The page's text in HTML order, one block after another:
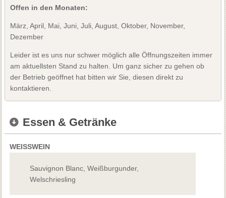
Offen in den Monaten:
März, April, Mai, Juni, Juli, August, Oktober, November,
Dezember
Leider ist es uns nur schwer möglich alle Öffnungszeiten immer
am aktuellsten Stand zu halten. Um ganz sicher zu gehen ob
der Betrieb geöffnet hat bitten wir Sie, diesen direkt zu
kontaktieren.
Essen & Getränke
WEISSWEIN
Sauvignon Blanc, Weißburgunder,
Welschriesling